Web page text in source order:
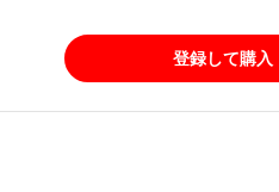
登録して購入